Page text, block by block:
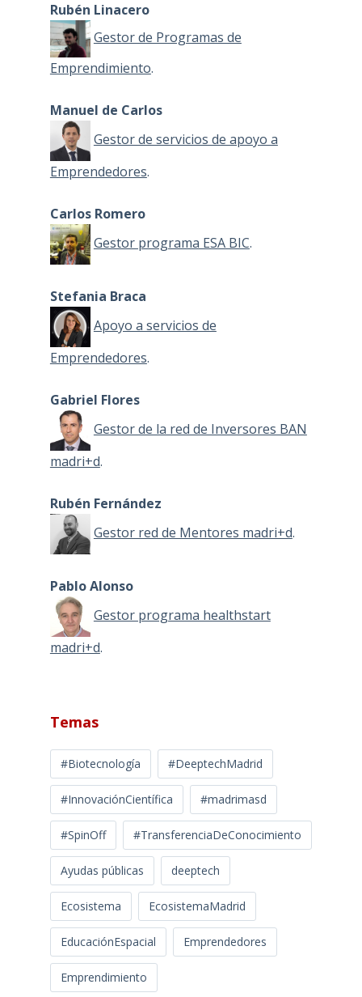
Rubén Linacero
Gestor de Programas de
Emprendimiento.
Manuel de Carlos
Gestor de servicios de apoyo a
Emprendedores.
Carlos Romero
Gestor programa ESA BIC.
Stefania Braca
Apoyo a servicios de
Emprendedores.
Gabriel Flores
Gestor de la red de Inversores BAN
madri+d.
Rubén Fernández
Gestor red de Mentores madri+d.
Pablo Alonso
Gestor programa healthstart
madri+d.
Temas
#Biotecnología #DeeptechMadrid
#InnovaciónCientífica #madrimasd
#SpinOff #TransferenciaDeConocimiento
Ayudas públicas deeptech
Ecosistema EcosistemaMadrid
EducaciónEspacial Emprendedores
Emprendimiento